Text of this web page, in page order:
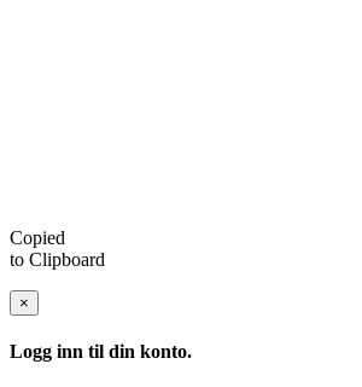
Copied
to Clipboard
×
Logg inn til din konto.